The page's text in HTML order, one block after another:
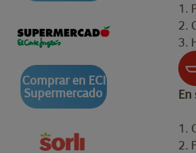
Comprar en ECI
Supermercado
1.
2.
3.
En
1.
2.